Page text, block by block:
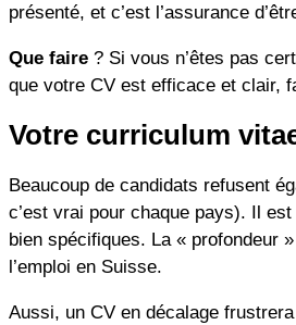
présenté, et c’est l’assurance
Que faire ? Si vous n’êtes pas
que votre CV est efficace et clair,
Votre curriculum
Beaucoup de candidats refusent
c’est vrai pour chaque pays). Il
bien spécifiques. La « profondeur
l’emploi en Suisse.
Aussi, un CV en décalage